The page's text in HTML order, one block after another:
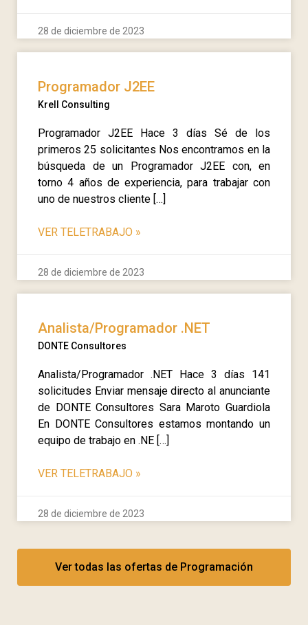
28 de diciembre de 2023
Programador J2EE
Krell Consulting
Programador J2EE Hace 3 días Sé de los
primeros 25 solicitantes Nos encontramos en la
búsqueda de un Programador J2EE con, en
torno 4 años de experiencia, para trabajar con
uno de nuestros cliente […]
VER TELETRABAJO »
28 de diciembre de 2023
Analista/Programador .NET
DONTE Consultores
Analista/Programador .NET Hace 3 días 141
solicitudes Enviar mensaje directo al anunciante
de DONTE Consultores Sara Maroto Guardiola
En DONTE Consultores estamos montando un
equipo de trabajo en .NE […]
VER TELETRABAJO »
28 de diciembre de 2023
Ver todas las ofertas de Programación